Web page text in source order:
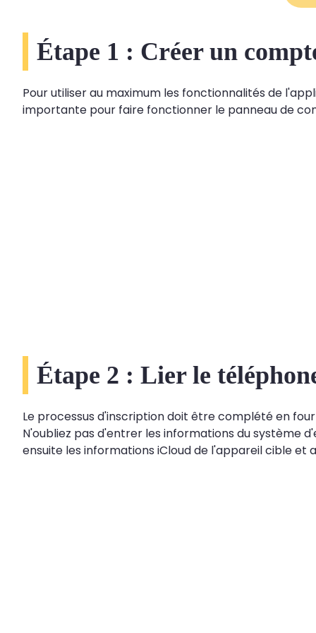
Étape 1 : Créer un
Pour utiliser au maximum les fonctionnalités de
importante pour faire fonctionner le panneau de
Étape 2 : Lier le
Le processus d'inscription doit être complété en
N'oubliez pas d'entrer les informations du système
ensuite les informations iCloud de l'appareil cible et